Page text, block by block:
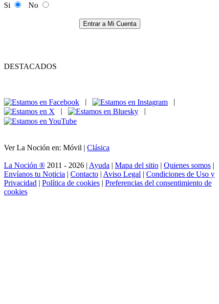
Si
No
Entrar a Mi Cuenta
DESTACADOS
|
|
|
|
Ver La Noción en: Móvil | Clásica
La Noción ® 2011 - 2026 | Ayuda | Mapa del sitio | Quienes somos |
Envíanos tu Noticia | Contacto | Aviso Legal | Condiciones de Uso y
Privacidad | Política de cookies | Preferencias del consentimiento de
cookies